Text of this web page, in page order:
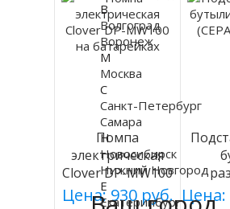
Помпа
электрическая
Clover DP-MW100
на батарейках
Цена: 930 руб. Цена:
В
Волгоград
Воронеж
М
Москва
С
Санкт-Петербург
Самара
Н
Новосибирск
Нижний Новгород
Е
Екатеринбург